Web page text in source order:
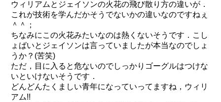
ウィリアムとジェイソンの火花の飛び散り方の違いが．
これが技術を学んだかそうでないかの違いなのですねぇ
＾＾；
ちなみにこの火花みたいなのは熱くないそうです．こし
ょばいとジェイソンは言っていましたが本当なのでしょ
うか？(苦笑)
ただ，目に入ると危ないのでしっかりゴーグルはつけな
いといけないそうです．
どんどんたくましい青年になっていってますね，ウィリ
アム!!